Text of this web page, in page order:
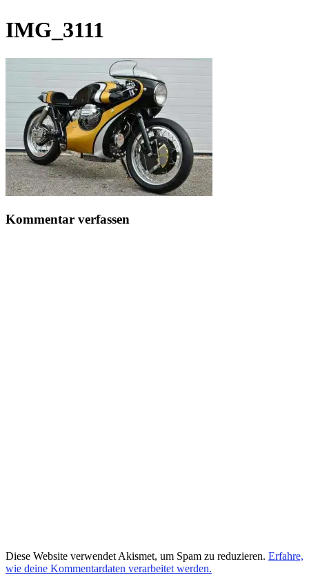
IMG_3111
Kommentar verfassen
Diese Website verwendet Akismet, um Spam zu reduzieren. Erfahre,
wie deine Kommentardaten verarbeitet werden.